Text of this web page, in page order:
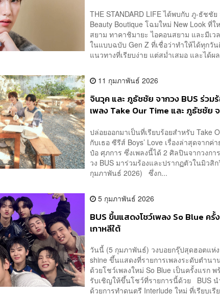
THE STANDARD LIFE ได้พบกับ ภู-ธัช
Beauty Boutique โฉมใหม่ New Look
สยาม ทาคาชิมายะ ไอคอนสยาม และมีเว
ในแบบฉบับ Gen Z ที่เชื่อว่าทำให้ได้ทุกวั
แนวทางที่เรียบง่าย แต่สม่ำเสมอ และได้ผ
11 กุมภาพันธ์ 2026
จินวุค และ ภูธัชชัย จากวง BUS ร่วม
เพลง Take Our Time และ ภูธัชชัย
ปล่อยออกมาเป็นที่เรียบร้อยสำหรับ Take
กับเธอ ซีรีส์ Boys’ Love เรื่องล่าสุดจา
ป๋อ ศุภการ ซึ่งเพลงนี้ได้ 2 ศิลปินจากวงก
วง BUS มาร่วมร้องและปรากฏตัวในมิวสิ
กุมภาพันธ์ 2026) ซึ่งก...
5 กุมภาพันธ์ 2026
BUS ขึ้นแสดงโชว์เพลง So Blue ครั้
เกาหลีใต้
วันนี้ (5 กุมภาพันธ์) วงบอยกรุ๊ปสุดฮอตแห่
shine ขึ้นแสดงที่รายการเพลงระดับตำนา
ด้วยโชว์เพลงใหม่ So Blue เป็นครั้งแรก
รับเชิญให้ขึ้นโชว์ที่รายการนี้ด้วย BUS น
ด้วยการทำดนตรี Interlude ใหม่ ที่เรียบเรี